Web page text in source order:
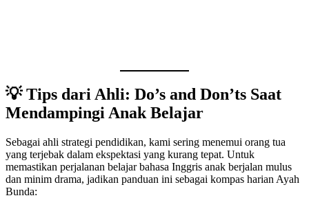
💡 Tips dari Ahli: Do’s and Don’ts Saat
Mendampingi Anak Belajar
Sebagai ahli strategi pendidikan, kami sering menemui orang tua
yang terjebak dalam ekspektasi yang kurang tepat. Untuk
memastikan perjalanan belajar bahasa Inggris anak berjalan mulus
dan minim drama, jadikan panduan ini sebagai kompas harian Ayah
Bunda: